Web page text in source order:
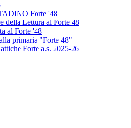
Forte '48
della Lettura al Forte 48
al Forte '48
primaria "Forte 48"
Forte a.s. 2025-26